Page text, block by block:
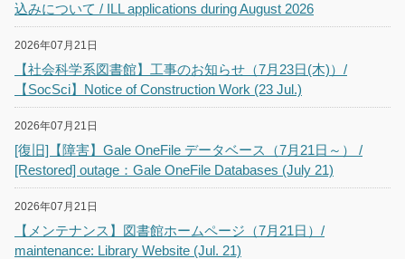
込みについて / ILL applications during August 2026
2026年07月21日
【社会科学系図書館】工事のお知らせ（7月23日(木)）/
【SocSci】Notice of Construction Work (23 Jul.)
2026年07月21日
[復旧]【障害】Gale OneFile データベース（7月21日～） /
[Restored] outage：Gale OneFile Databases (July 21)
2026年07月21日
【メンテナンス】図書館ホームページ（7月21日）/
maintenance: Library Website (Jul. 21)